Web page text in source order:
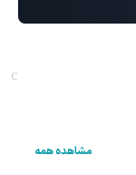
مشاهده همه